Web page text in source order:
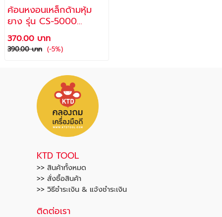
ค้อนหงอนเหล็กด้ามหุ้ม
ยาง รุ่น CS-5000
ขนาด16 ออนซ์ /
ALLWAYS
370.00 บาท
390.00 บาท (-5%)
KTD TOOL
>> สินค้าทั้งหมด
>> สั่งซื้อสินค้า
>> วิธีชำระเงิน & แจ้งชำระเงิน
ติดต่อเรา